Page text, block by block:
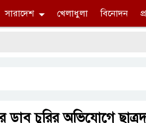
সারাদেশ খেলাধুলা বিনোদন
ডাব চুরির অভিযোগে